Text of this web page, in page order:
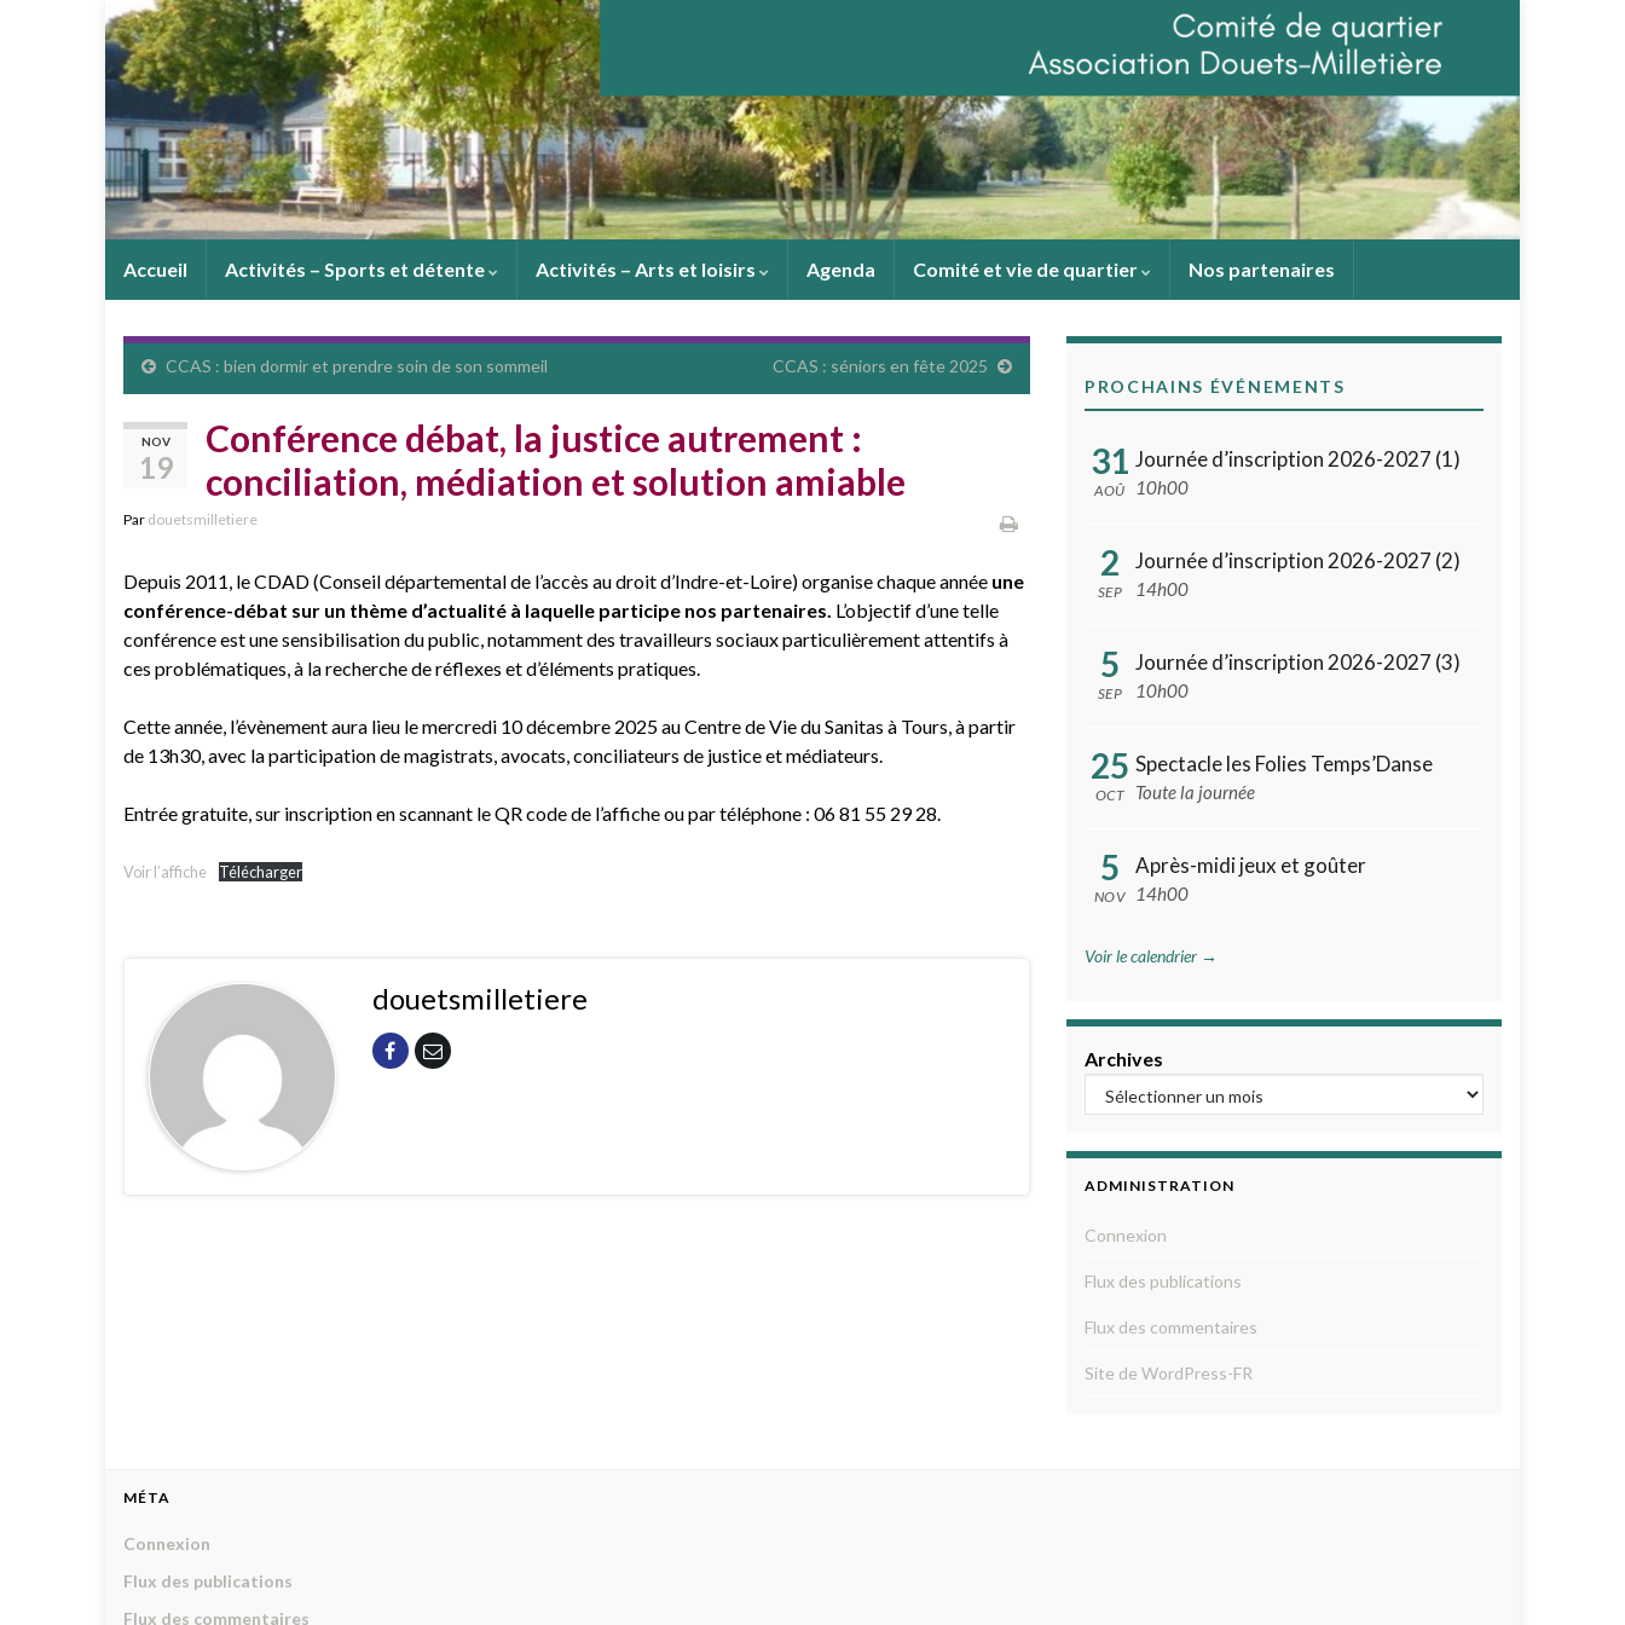
Accueil Activités – Sports et détente Activités – Arts et loisirs Agenda Comité et vie de quartier Nos partenaires
CCAS : bien dormir et prendre soin de son sommeil CCAS : séniors en fête 2025
NOV
19
Conférence débat, la justice autrement :
conciliation, médiation et solution amiable
Par douetsmilletiere
Depuis 2011, le CDAD (Conseil départemental de l’accès au droit d’Indre-et-Loire) organise chaque année une
conférence-débat sur un thème d’actualité à laquelle participe nos partenaires. L’objectif d’une telle
conférence est une sensibilisation du public, notamment des travailleurs sociaux particulièrement attentifs à
ces problématiques, à la recherche de réflexes et d’éléments pratiques.
Cette année, l’évènement aura lieu le mercredi 10 décembre 2025 au Centre de Vie du Sanitas à Tours, à partir
de 13h30, avec la participation de magistrats, avocats, conciliateurs de justice et médiateurs.
Entrée gratuite, sur inscription en scannant le QR code de l’affiche ou par téléphone : 06 81 55 29 28.
Voir l’affiche Télécharger
douetsmilletiere
PROCHAINS ÉVÉNEMENTS
31
AOÛ
Journée d’inscription 2026-2027 (1)
10h00
2
SEP
Journée d’inscription 2026-2027 (2)
14h00
5
SEP
Journée d’inscription 2026-2027 (3)
10h00
25
OCT
Spectacle les Folies Temps’Danse
Toute la journée
5
NOV
Après-midi jeux et goûter
14h00
Voir le calendrier →
Archives
ADMINISTRATION
Connexion
Flux des publications
Flux des commentaires
Site de WordPress-FR
MÉTA
Connexion
Flux des publications
Flux des commentaires